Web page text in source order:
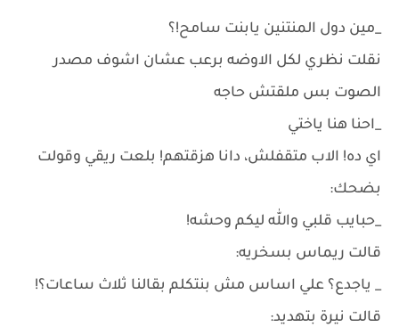
_مين دول المنتنين يابنت سامح!؟
نقلت نظري لكل الاوضه برعب عشان اشوف مصدر
الصوت بس ملقتش حاجه
_احنا هنا ياختي
اي ده! الاب متقفلش، دانا هزقتهم! بلعت ريقي وقولت
بضحك:
_حبايب قلبي والله ليكم وحشه!
قالت ريماس بسخريه:
_ ياجدع؟ علي اساس مش بنتكلم بقالنا ثلاث ساعات؟!
قالت نيرة بتهديد: